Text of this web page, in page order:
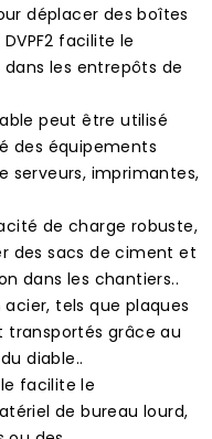
déplacer des boîtes
facilite le
les entrepôts de
peut être utilisé
des équipements
serveurs, imprimantes,
de charge robuste,
des sacs de ciment et
dans les chantiers..
acier, tels que plaques
grâce au
diable..
facilite le
de bureau lourd,